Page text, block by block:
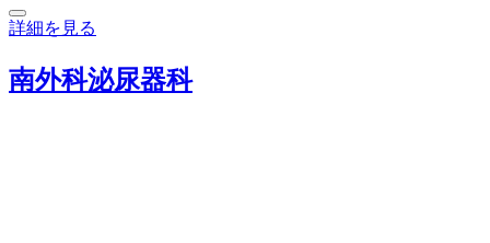
詳細を見る
南外科泌尿器科